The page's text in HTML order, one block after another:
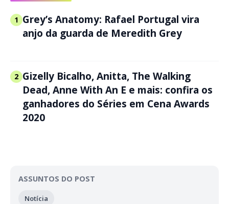
1 Grey’s Anatomy: Rafael Portugal vira
anjo da guarda de Meredith Grey
2 Gizelly Bicalho, Anitta, The Walking
Dead, Anne With An E e mais: confira os
ganhadores do Séries em Cena Awards
2020
ASSUNTOS DO POST
Notícia